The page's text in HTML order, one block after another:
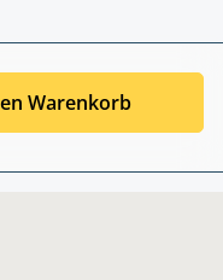
Warenkorb